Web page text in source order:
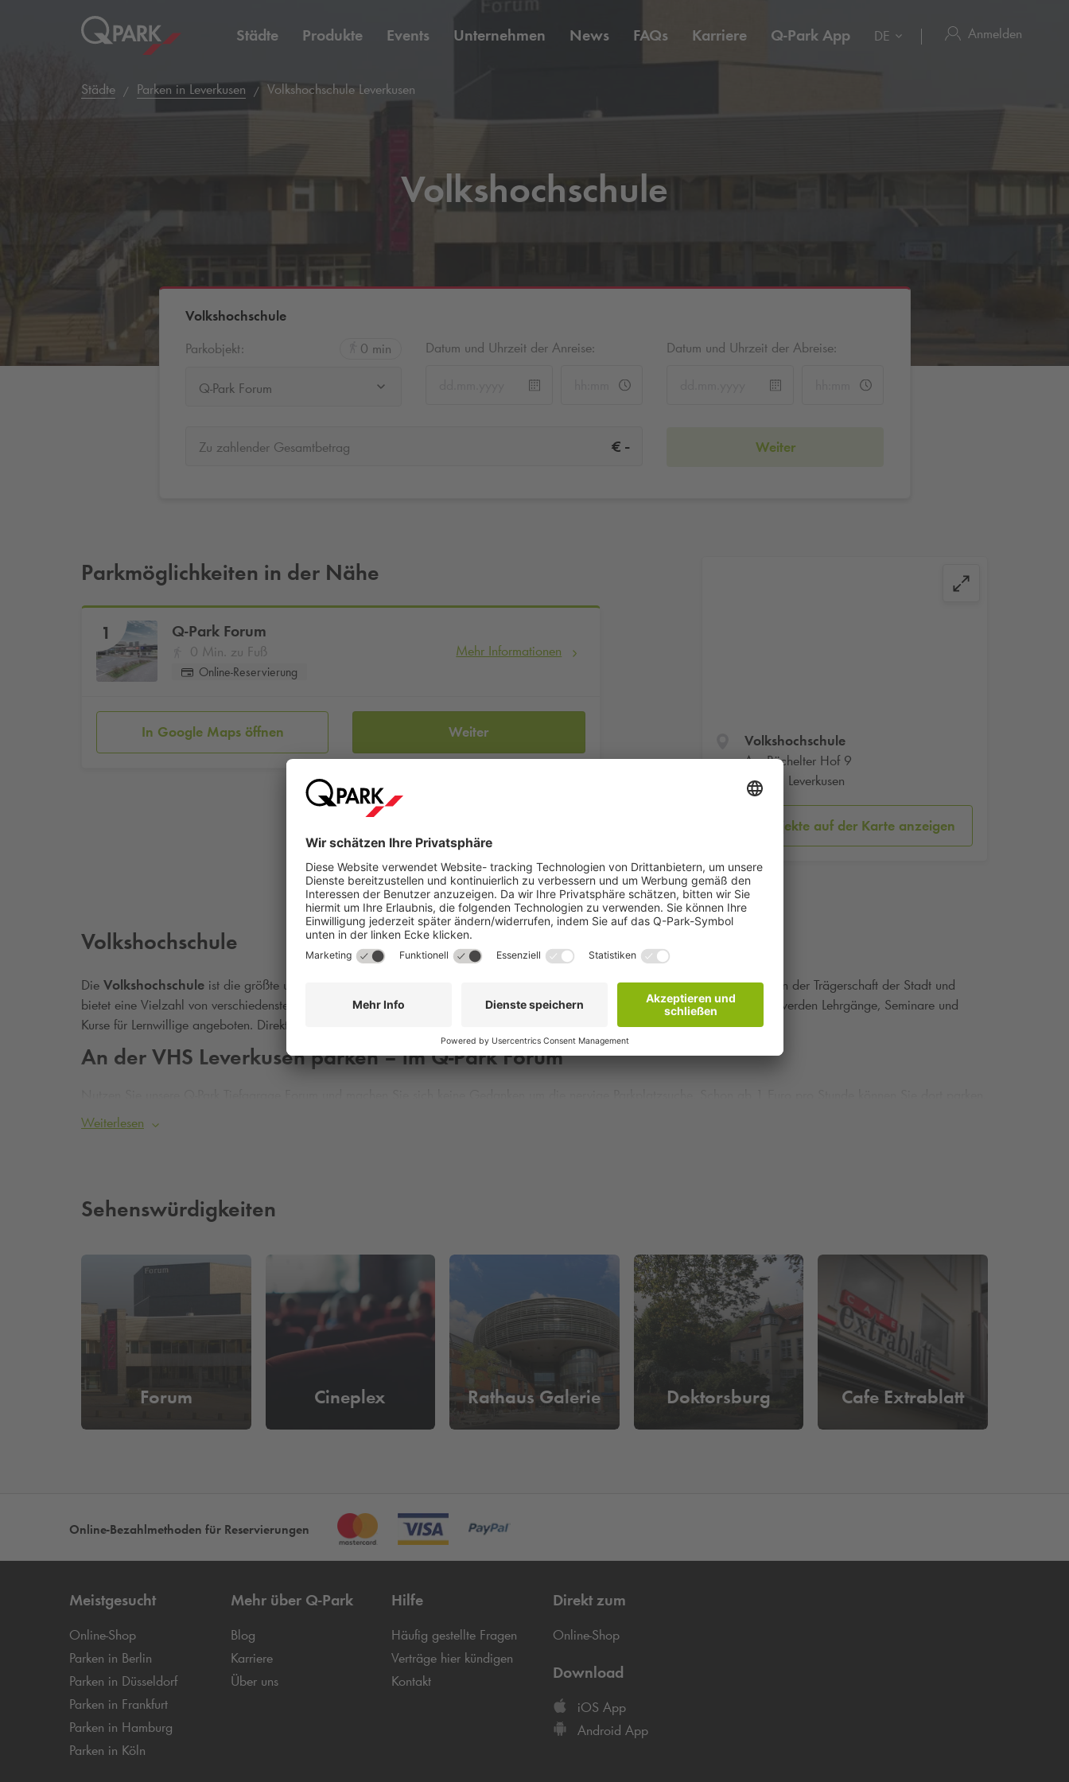
Städte Produkte Events Unternehmen News FAQs Karriere Q-Park App DE Anmelden
Städte Parken in Leverkusen Volkshochschule Leverkusen
Volkshochschule
Volkshochschule
Parkobjekt:
0 min
Q-Park Forum
Datum und Uhrzeit der Anreise: Datum und Uhrzeit der Abreise:
Zu zahlender Gesamtbetrag € - Weiter
Volkshochschule
Am Büchelter Hof 9
51373 Leverkusen
Parkobjekte auf der Karte anzeigen
Parkmöglichkeiten in der Nähe
1 Q-Park Forum
0 Min. zu Fuß
Online-Reservierung
Mehr Informationen
In Google Maps öffnen Weiter
Volkshochschule
Die Volkshochschule ist die größte und bedeutendste Weiterbildungseinrichtung in der Stadt Leverkusen. Die VHS befindet sich in der Trägerschaft der Stadt und
bietet eine Vielzahl von verschiedensten Weiterbildungsmöglichkeiten. Egal, ob Politik, Kultur, Beruf, Kreativität - in jedem Bereich werden Lehrgänge, Seminare und
Kurse für Lernwillige angeboten. Direkt unter dem Gebäude befindet sich unsere
Tiefgarage Forum.
An der VHS Leverkusen parken – imQ-ParkForum
Für 11 Euro können Sie Ihr Fahrzeug sogar den ganzen Tag im Objekt abstellen.
Weiterlesen
Sehenswürdigkeiten
Forum Cineplex Rathaus Galerie Doktorsburg Cafe Extrablatt
Online-Bezahlmethoden für Reservierungen
Meistgesucht
Online-Shop
Parken in Berlin
Parken in Düsseldorf
Parken in Frankfurt
Parken in Hamburg
Parken in Köln
Mehr über Q-Park
Blog
Karriere
Über uns
Hilfe
Häufig gestellte Fragen
Verträge hier kündigen
Kontakt
Direkt zum
Online-Shop
Download
iOS App
Android App